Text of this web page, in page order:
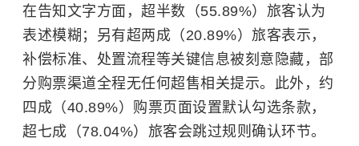
在告知文字方面，超半数（55.89%）旅客认为
表述模糊；另有超两成（20.89%）旅客表示，
补偿标准、处置流程等关键信息被刻意隐藏，部
分购票渠道全程无任何超售相关提示。此外，约
四成（40.89%）购票页面设置默认勾选条款，
超七成（78.04%）旅客会跳过规则确认环节。